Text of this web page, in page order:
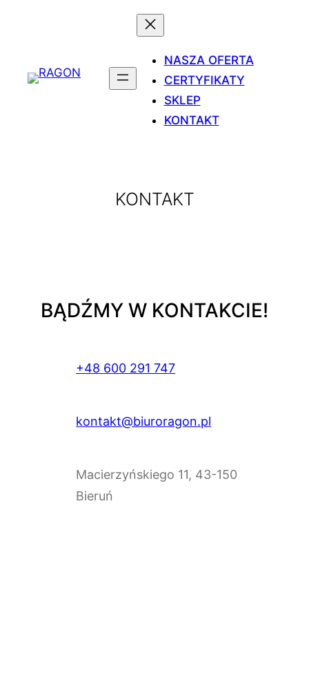
NASZA OFERTA
CERTYFIKATY
SKLEP
KONTAKT
KONTAKT
BĄDŹMY W KONTAKCIE!
+48 600 291 747
kontakt@biuroragon.pl
Macierzyńskiego 11, 43-150
Bieruń